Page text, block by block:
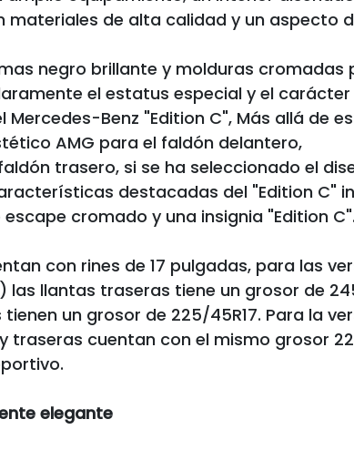
materiales de alta calidad y un aspecto
negro brillante y molduras cromadas
el estatus especial y el carácter
Benz "Edition C", Más allá de
AMG para el faldón delantero,
trasero, si se ha seleccionado el
destacadas del "Edition C"
cromado y una insignia "Edition C".
con rines de 17 pulgadas, para las
las llantas traseras tiene un grosor de
un grosor de 225/45R17. Para la
traseras cuentan con el mismo grosor
elegante